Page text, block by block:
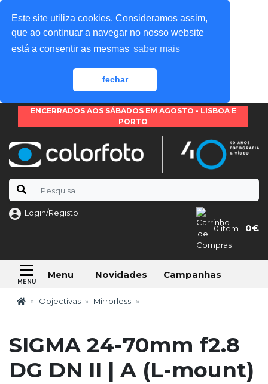
Este site utiliza cookies. Consideramos assim,
que ao continuar a navegar no nosso website
está a consentir as mesmas saber mais
fechar
ENCERRADOS AOS SÁBADOS EM AGOSTO - LISBOA E
PORTO
Login/Registo
0 item - 0€
Menu Novidades Campanhas
Objectivas Mirrorless
SIGMA 24-70mm f2.8
DG DN II | A (L-mount)